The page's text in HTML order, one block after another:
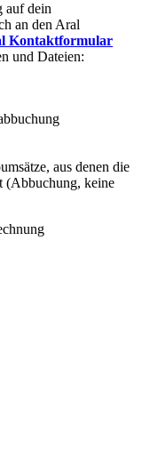
auf dein
an den Aral
Kontaktformular
und Dateien:
aus denen die
(Abbuchung, keine